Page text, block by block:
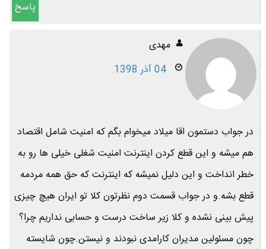
پاسخ
مهدی
04 آذر 1398
در جواب دستمون اقا میلاد میخوام بگم که امنیت شامل اقتصاد
هم میشه و این قطع کردن اینترنت امنیت شغلی خیلی ها رو به
خطر انداخت و این دلیل نمیشه که اینترنت که حق همه مردمه
قطع بشه.و در جواب قسمت دوم نظرتون کلا تو ایران هیچ چیزی
پیش بینی نشده و کلا زیر ساخت درست و حسابی نداریم چرا؟
چون مسئولین مدیران کارامدی نبودند و نیستن.چون شایسته